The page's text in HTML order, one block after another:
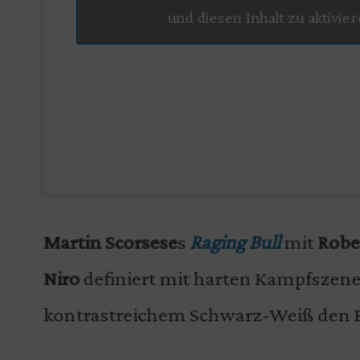
und diesen Inhalt zu
Martin Scorseses Raging Bullmit
Niro definiert mit harten
kontrastreichem Schwarz-Weiß den